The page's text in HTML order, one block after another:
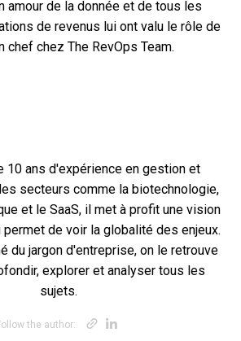
amour de la donnée et de tous les
de revenus lui ont valu le rôle de
chef chez The RevOps Team.
10 ans d'expérience en gestion et
secteurs comme la biotechnologie,
et le SaaS, il met à profit une vision
de voir la globalité des enjeux.
du jargon d'entreprise, on le retrouve
explorer et analyser tous les
sujets.
the author: Opens new